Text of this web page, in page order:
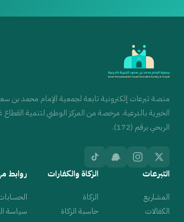
منصة تبرعات إلكترونية تابعة لجمعية الإمام محمد بن
الخيرية بالدرعية. مرخصة من المركز الوطني لتنمية القطاع
الربحي برقم (172).
التبرعات
المشاريع
الكفالات
الزكاة والكفارات
الزكاة
حاسبة الزكاة
روابط
سياسة